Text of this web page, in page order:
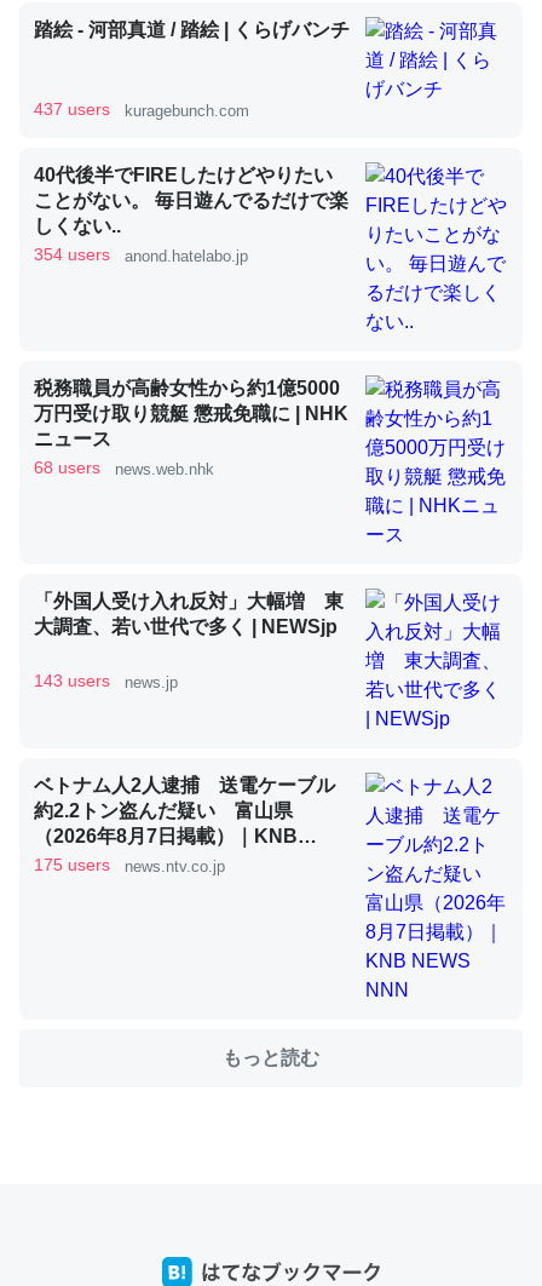
くらい。小説でいう「ずっと前の伏線」は回収されないけ
ど、短期記憶というには多い分量。進化すればするほど分
昆虫ってカルシウム少ないのか。知らんかった。調べたら
コオロギのカルシウム分はエビの600分の1程度。
論文では「淡水はカルシウムも酸素も不足してて両方に不
いる鋏角類（カブトガニ・ウミグモ）はカルシウムを使わ
ずキチンを強化してる筈だが、酵素が違うのか？
─ニュース :: 【研究発表】昆虫学の大問題＝「昆虫はなぜ海にいな
これを元に考えるとカルシウムを大量に使う脊椎動物と貝
類は苦労してるんだな…。腹足類だと殻を無くしてナメク
ジになったり努力してるし。
─ニュース :: 【研究発表】昆虫学の大問題＝「昆虫はなぜ海にいな
踏絵 - 河部真道 / 踏絵 | くらげバンチ
437 users kuragebunch.com
40代後半でFIREしたけどやりたい
ことがない。 毎日遊んでるだけで楽
しくない..
354 users anond.hatelabo.jp
税務職員が高齢女性から約1億5000
万円受け取り競艇 懲戒免職に | NHK
ニュース
68 users news.web.nhk
「外国人受け入れ反対」大幅増 東
大調査、若い世代で多く | NEWSjp
143 users news.jp
ベトナム人2人逮捕 送電ケーブル
約2.2トン盗んだ疑い 富山県
（2026年8月7日掲載）｜KNB
NEWS NNN
175 users news.ntv.co.jp
もっと読む